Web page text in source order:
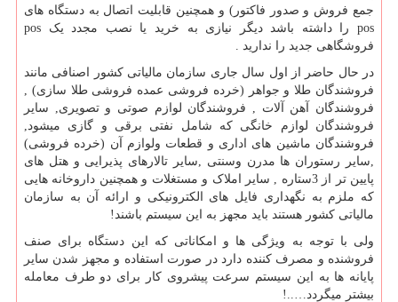
جمع فروش و صدور فاکتور) و همچنین قابلیت اتصال به دستگاه های
pos را داشته باشد دیگر نیازی به خرید یا نصب مجدد یک pos
فروشگاهی جدید را ندارید .
در حال حاضر از اول سال جاری سازمان مالیاتی کشور اصنافی مانند
فروشندگان طلا و جواهر (خرده فروشی عمده فروشی طلا سازی) ,
فروشندگان آهن آلات , فروشندگان لوازم صوتی و تصویری, سایر
فروشندگان لوازم خانگی که شامل نفتی برقی و گازی میشود,
فروشندگان ماشین های اداری و قطعات ولوازم آن (خرده فروشی)
,سایر رستوران ها مدرن وسنتی ,سایر تالارهای پذیرایی و هتل های
پایین تر از 3ستاره , سایر املاک و مستغلات و همچنین داروخانه هایی
که ملزم به نگهداری فایل های الکترونیکی و ارائه آن به سازمان
مالیاتی کشور هستند باید مجهز به این سیستم باشند!
ولی با توجه به ویژگی ها و امکاناتی که این دستگاه برای صنف
فروشنده و مصرف کننده دارد در صورت استفاده و مجهز شدن سایر
پایانه ها به این سیستم سرعت پیشروی کار برای دو طرف معامله
بیشتر میگردد…..!